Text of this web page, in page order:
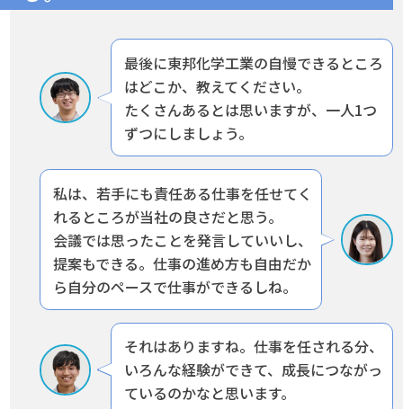
最後に東邦化学工業の自慢できるところ
はどこか、教えてください。
たくさんあるとは思いますが、一人1つ
ずつにしましょう。
私は、若手にも責任ある仕事を任せてく
れるところが当社の良さだと思う。
会議では思ったことを発言していいし、
提案もできる。仕事の進め方も自由だか
ら自分のペースで仕事ができるしね。
それはありますね。仕事を任される分、
いろんな経験ができて、成長につながっ
ているのかなと思います。